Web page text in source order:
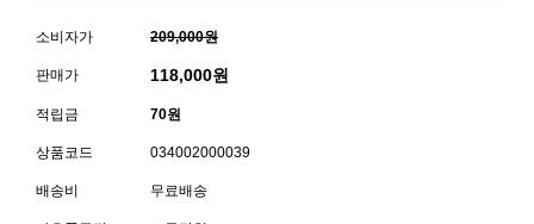
소비자가 209,000원
판매가 118,000원
적립금 70원
상품코드 034002000039
배송비 무료배송